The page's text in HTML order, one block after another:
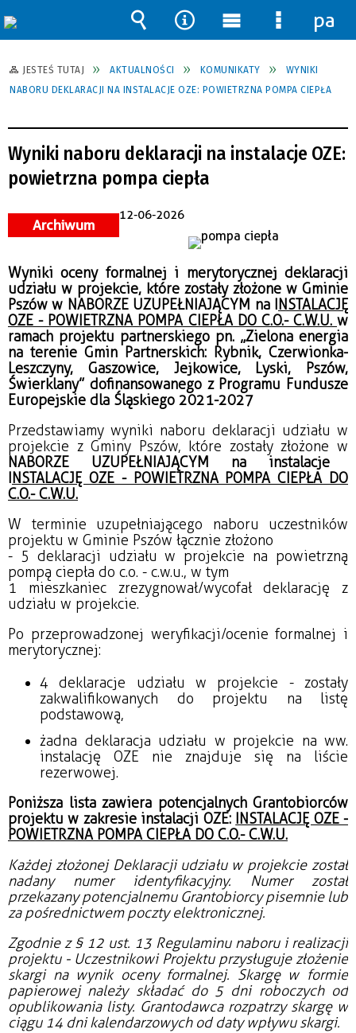
JESTEŚ TUTAJ AKTUALNOŚCI KOMUNIKATY
WYNIKI
NABORU DEKLARACJI NA INSTALACJE OZE: POWIETRZNA POMPA CIEPŁA
Wyniki naboru deklaracji na instalacje OZE:
powietrzna pompa ciepła
Archiwum
12-06-2026
Wyniki oceny formalnej i merytorycznej deklaracji
udziału w projekcie, które zostały złożone w Gminie
Pszów w NABORZE UZUPEŁNIAJĄCYM na INSTALACJĘ
OZE - POWIETRZNA POMPA CIEPŁA DO C.O.- C.W.U. w
ramach projektu partnerskiego pn. „Zielona energia
na terenie Gmin Partnerskich: Rybnik, Czerwionka-
Leszczyny, Gaszowice, Jejkowice, Lyski, Pszów,
Świerklany” dofinansowanego z Programu Fundusze
Europejskie dla Śląskiego 2021-2027
Przedstawiamy wyniki naboru deklaracji udziału w
projekcie z Gminy Pszów, które zostały złożone w
NABORZE UZUPEŁNIAJĄCYM na instalacje
INSTALACJĘ OZE - POWIETRZNA POMPA CIEPŁA DO
C.O.- C.W.U.
W terminie uzupełniającego naboru uczestników
projektu w Gminie Pszów łącznie złożono
- 5 deklaracji udziału w projekcie na powietrzną
pompą ciepła do c.o. - c.w.u., w tym
1 mieszkaniec zrezygnował/wycofał deklarację z
udziału w projekcie.
Po przeprowadzonej weryfikacji/ocenie formalnej i
merytorycznej:
4 deklaracje udziału w projekcie - zostały
zakwalifikowanych do projektu na listę
podstawową,
żadna deklaracja udziału w projekcie na ww.
instalację OZE nie znajduje się na liście
rezerwowej.
Poniższa lista zawiera potencjalnych Grantobiorców
projektu w zakresie instalacji OZE: INSTALACJĘ OZE -
POWIETRZNA POMPA CIEPŁA DO C.O.- C.W.U.
Każdej złożonej Deklaracji udziału w projekcie został
nadany numer identyfikacyjny. Numer został
przekazany potencjalnemu Grantobiorcy pisemnie lub
za pośrednictwem poczty elektronicznej.
Zgodnie z § 12 ust. 13 Regulaminu naboru i realizacji
projektu - Uczestnikowi Projektu przysługuje złożenie
skargi na wynik oceny formalnej. Skargę w formie
papierowej należy składać do 5 dni roboczych od
opublikowania listy. Grantodawca rozpatrzy skargę w
ciągu 14 dni kalendarzowych od daty wpływu skargi.
Wyszukiwarka
Narzędzia
Menu
główne
Menu